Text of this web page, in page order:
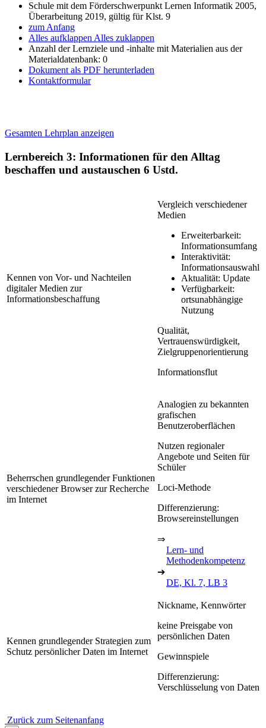
Schule mit dem Förderschwerpunkt Lernen Informatik 2005,
Überarbeitung 2019, gültig für Klst. 9
zum Anfang
Alles aufklappen Alles zuklappen
Anzahl der Lernziele und -inhalte mit Materialien aus der
Materialdatenbank: 0
Dokument als PDF herunterladen
Kontaktformular
Gesamten Lehrplan anzeigen
Lernbereich 3: Informationen für den Alltag
beschaffen und austauschen 6 Ustd.
Kennen von Vor- und Nachteilen
digitaler Medien zur
Informationsbeschaffung
Vergleich verschiedener
Medien
Erweiterbarkeit:
Informationsumfang
Interaktivität:
Informationsauswahl
Aktualität: Update
Verfügbarkeit:
ortsunabhängige
Nutzung
Qualität,
Vertrauenswürdigkeit,
Zielgruppenorientierung
Informationsflut
Beherrschen grundlegender Funktionen
verschiedener Browser zur Recherche
im Internet
Analogien zu bekannten
grafischen
Benutzeroberflächen
Nutzen regionaler
Angebote und Seiten für
Schüler
Loci-Methode
Differenzierung:
Browsereinstellungen
⇒
Lern- und
Methodenkompetenz
➔
DE, Kl. 7, LB 3
Kennen grundlegender Strategien zum
Schutz persönlicher Daten im Internet
Nickname, Kennwörter
keine Preisgabe von
persönlichen Daten
Gewinnspiele
Differenzierung:
Verschlüsselung von Daten
Zurück zum Seitenanfang